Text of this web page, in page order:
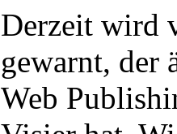
Derzeit wird
gewarnt, der
Web